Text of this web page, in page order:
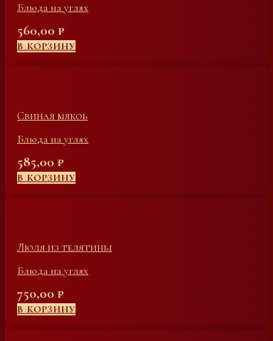
Блюда на углях
560,00 ₽
В КОРЗИНУ
Свиная мякоь
Блюда на углях
585,00 ₽
В КОРЗИНУ
Люля из телятины
Блюда на углях
750,00 ₽
В КОРЗИНУ